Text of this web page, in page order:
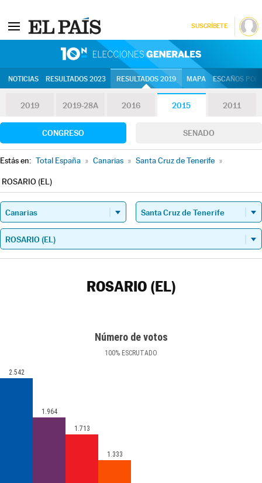
SUSCRÍBETE
NOTICIAS RESULTADOS 2023 RESULTADOS 2019 MAPA ESCAÑOS
2019 2019-28A 2016 2015 2011
CONGRESO SENADO
Estás en: Total España » Canarias » Santa Cruz de Tenerife »
ROSARIO (EL)
ROSARIO (EL)
Número de votos
100% ESCRUTADO
2.542
1.964
1.713
1.333